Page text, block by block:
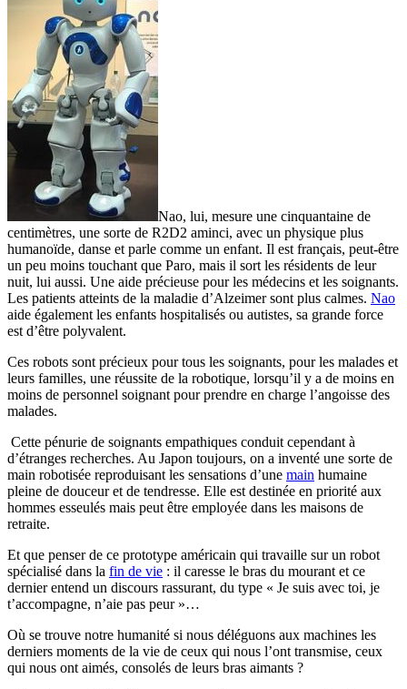
Nao, lui, mesure une cinquantaine de
centimètres, une sorte de R2D2 aminci, avec un physique plus
humanoïde, danse et parle comme un enfant. Il est français, peut-être
un peu moins touchant que Paro, mais il sort les résidents de leur
nuit, lui aussi. Une aide précieuse pour les médecins et les soignants.
Les patients atteints de la maladie d’Alzeimer sont plus calmes. Nao
aide également les enfants hospitalisés ou autistes, sa grande force
est d’être polyvalent.
Ces robots sont précieux pour tous les soignants, pour les malades et
leurs familles, une réussite de la robotique, lorsqu’il y a de moins en
moins de personnel soignant pour prendre en charge l’angoisse des
malades.
Cette pénurie de soignants empathiques conduit cependant à
d’étranges recherches. Au Japon toujours, on a inventé une sorte de
main robotisée reproduisant les sensations d’une main humaine
pleine de douceur et de tendresse. Elle est destinée en priorité aux
hommes esseulés mais peut être employée dans les maisons de
retraite.
Et que penser de ce prototype américain qui travaille sur un robot
spécialisé dans la fin de vie : il caresse le bras du mourant et ce
dernier entend un discours rassurant, du type « Je suis avec toi, je
t’accompagne, n’aie pas peur »…
Où se trouve notre humanité si nous déléguons aux machines les
derniers moments de la vie de ceux qui nous l’ont transmise, ceux
qui nous ont aimés, consolés de leurs bras aimants ?